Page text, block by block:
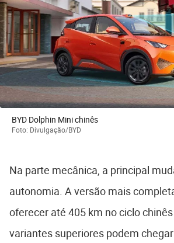
BYD Dolphin Mini chinês
Foto: Divulgação/BYD
Na parte mecânica, a principal
autonomia. A versão mais
oferecer até 405 km no ciclo
variantes superiores podem